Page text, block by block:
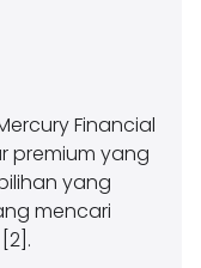
Financial
premium yang
yang
mencari